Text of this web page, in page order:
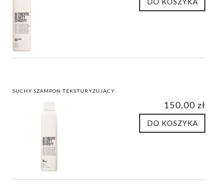
SUCHY SZAMPON TEKSTURYZUJĄCY
150,00 zł
DO KOSZYKA